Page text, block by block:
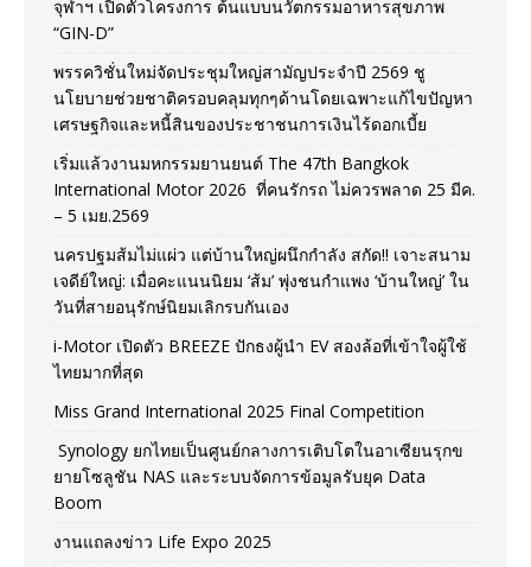
จุฬาฯ เปิดตัวโครงการ ต้นแบบนวัตกรรมอาหารสุขภาพ
“GIN-D”
พรรควิชั่นใหม่จัดประชุมใหญ่สามัญประจำปี 2569 ชู
นโยบายช่วยชาติครอบคลุมทุกๆด้านโดยเฉพาะแก้ไขปัญหา
เศรษฐกิจและหนี้สินของประชาชนการเงินไร้ดอกเบี้ย
เริ่มแล้วงานมหกรรมยานยนต์ The 47th Bangkok
International Motor 2026 ที่คนรักรถ ไม่ควรพลาด 25 มีค.
– 5 เมย.2569
นครปฐมส้มไม่แผ่ว แต่บ้านใหญ่ผนึกกำลัง สกัด!! เจาะสนาม
เจดีย์ใหญ่: เมื่อคะแนนนิยม ‘ส้ม’ พุ่งชนกำแพง ‘บ้านใหญ่’ ใน
วันที่สายอนุรักษ์นิยมเลิกรบกันเอง
i-Motor เปิดตัว BREEZE ปักธงผู้นำ EV สองล้อที่เข้าใจผู้ใช้
ไทยมากที่สุด
Miss Grand International 2025 Final Competition
Synology ยกไทยเป็นศูนย์กลางการเติบโตในอาเซียนรุกข
ยายโซลูชัน NAS และระบบจัดการข้อมูลรับยุค Data
Boom
งานแถลงข่าว Life Expo 2025